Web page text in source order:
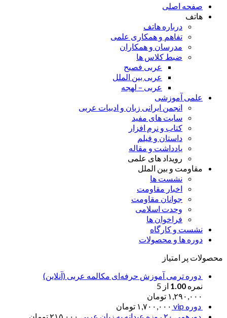
صفحه اصلی
هاتف
درباره هاتف
تفاهم و همکاری علمی
مدرسان و همکاران
ضبط کلاس ها
عربی فصیح
عربی بین الملل
عربی – لهجه
علمی آموزشی
انجمن ایرانی زبان و ادبیات عربی
سایت های مفید
کتاب و نرم افزار
داستان و فیلم
یادداشت و مقاله
رویداد های علمی
مقاومت و بین الملل
نشست ها
اخبار مقاومت
جوانان مقاومت
وحدت اسلامی
فراخوان ها
نشست و کارگاه
دوره ها و محصولات
محصولات پر امتیاز
دوره ترمی آموزش حرفه‌ای مکالمه عربی (آنلاین)
نمره 1.00 از 5
۱,۲۹۰,۰۰۰ تومان
دوره vip
۱,۷۰۰,۰۰۰ تومان